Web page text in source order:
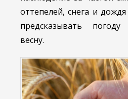
оттепелей, снега и
предсказывать
весну.